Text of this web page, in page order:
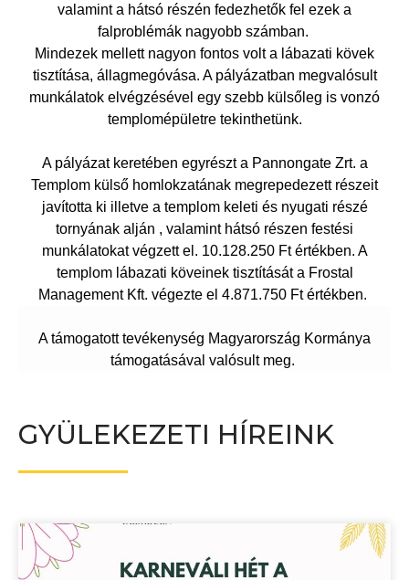
valamint a hátsó részén fedezhetők fel ezek a
falproblémák nagyobb számban.
Mindezek mellett nagyon fontos volt a lábazati kövek
tisztítása, állagmegóvása. A pályázatban megvalósult
munkálatok elvégzésével egy szebb külsőleg is vonzó
templomépületre tekinthetünk.
A pályázat keretében egyrészt a Pannongate Zrt. a
Templom külső homlokzatának megrepedezett részeit
javította ki illetve a templom keleti és nyugati részé
tornyának alján , valamint hátsó részen festési
munkálatokat végzett el. 10.128.250 Ft értékben. A
templom lábazati köveinek tisztítását a Frostal
Management Kft. végezte el 4.871.750 Ft értékben.
A támogatott tevékenység Magyarország Kormánya
támogatásával valósult meg.
GYÜLEKEZETI HÍREINK